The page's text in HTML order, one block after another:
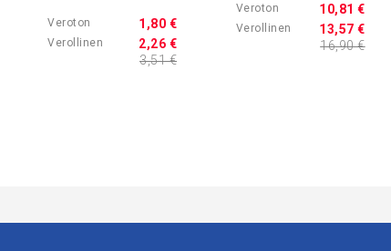
2,26 €
1,80 €
3,51 €
13,57 €
10,81 €
16,90 €